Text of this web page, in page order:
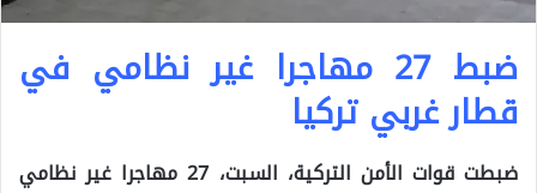
ضبط 27 مهاجرا غير نظامي في
قطار غربي تركيا
ضبطت قوات الأمن التركية، السبت، 27 مهاجرا غير نظامي